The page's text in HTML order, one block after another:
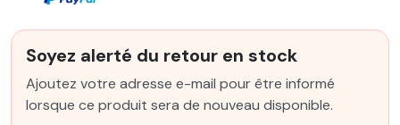
Soyez alerté du retour en stock
Ajoutez votre adresse e-mail pour être informé
lorsque ce produit sera de nouveau disponible.